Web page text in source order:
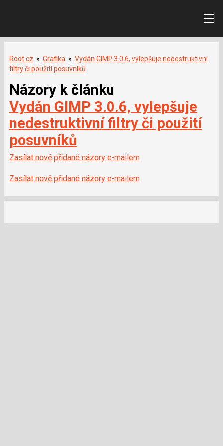
Root.cz » Grafika » Vydán GIMP 3.0.6, vylepšuje nedestruktivní
filtry či použití posuvníků
Názory k článku
Vydán GIMP 3.0.6, vylepšuje
nedestruktivní filtry či použití
posuvníků
Zasílat nově přidané názory e-mailem
Zasílat nově přidané názory e-mailem